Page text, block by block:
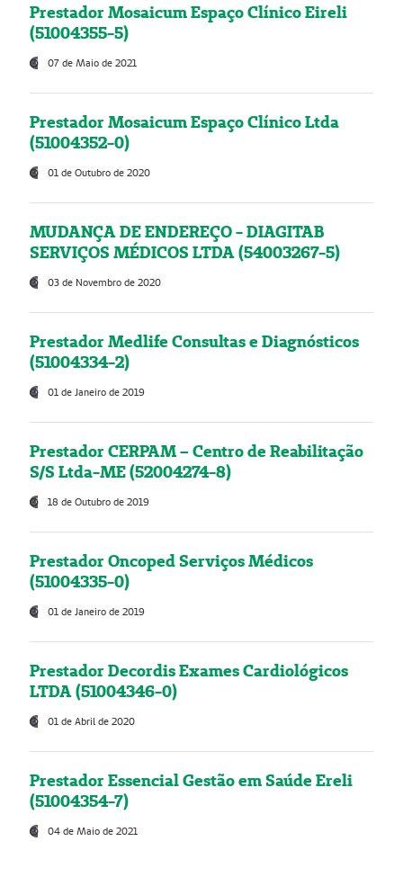
Prestador Mosaicum Espaço Clínico Eireli
(51004355-5)
07 de Maio de 2021
Prestador Mosaicum Espaço Clínico Ltda
(51004352-0)
01 de Outubro de 2020
MUDANÇA DE ENDEREÇO - DIAGITAB
SERVIÇOS MÉDICOS LTDA (54003267-5)
03 de Novembro de 2020
Prestador Medlife Consultas e Diagnósticos
(51004334-2)
01 de Janeiro de 2019
Prestador CERPAM – Centro de Reabilitação
S/S Ltda-ME (52004274-8)
18 de Outubro de 2019
Prestador Oncoped Serviços Médicos
(51004335-0)
01 de Janeiro de 2019
Prestador Decordis Exames Cardiológicos
LTDA (51004346-0)
01 de Abril de 2020
Prestador Essencial Gestão em Saúde Ereli
(51004354-7)
04 de Maio de 2021